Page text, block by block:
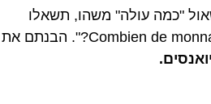
"כמה עולה" משהו, תשאלו
"Combien ça coûte?" ולא "Combien de monnaie?". הבנתם את